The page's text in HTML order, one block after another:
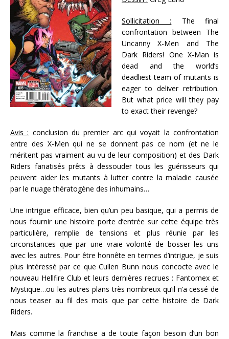
Sollicitation : The final
confrontation between The
Uncanny X-Men and The
Dark Riders! One X-Man is
dead and the world’s
deadliest team of mutants is
eager to deliver retribution.
But what price will they pay
to exact their revenge?
Avis : conclusion du premier arc qui voyait la confrontation
entre des X-Men qui ne se donnent pas ce nom (et ne le
méritent pas vraiment au vu de leur composition) et des Dark
Riders fanatisés prêts à dessouder tous les guérisseurs qui
peuvent aider les mutants à lutter contre la maladie causée
par le nuage thératogène des inhumains…
Une intrigue efficace, bien qu’un peu basique, qui a permis de
nous fournir une histoire porte d’entrée sur cette équipe très
particulière, remplie de tensions et plus réunie par les
circonstances que par une vraie volonté de bosser les uns
avec les autres. Pour être honnête en termes d’intrigue, je suis
plus intéressé par ce que Cullen Bunn nous concocte avec le
nouveau Hellfire Club et leurs dernières recrues : Fantomex et
Mystique…ou les autres plans très nombreux qu’il n’a cessé de
nous teaser au fil des mois que par cette histoire de Dark
Riders.
Mais comme la franchise a de toute façon besoin d’un bon